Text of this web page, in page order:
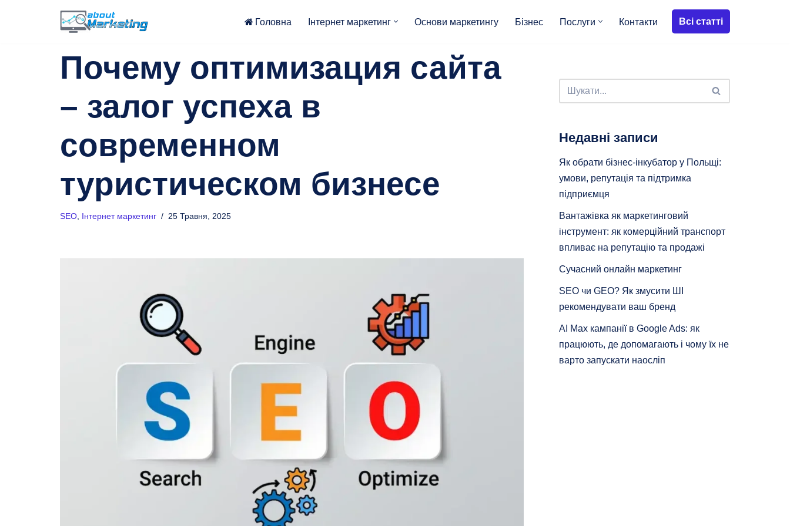
Головна Інтернет маркетинг Основи маркетингу Бізнес Послуги Контакти Всі статті
Почему оптимизация сайта
– залог успеха в
современном
туристическом бизнесе
SEO Інтернет маркетинг 25 Травня, 2025
Недавні записи
Як обрати бізнес-інкубатор у Польщі:
умови, репутація та підтримка
підприємця
Вантажівка як маркетинговий
інструмент: як комерційний транспорт
впливає на репутацію та продажі
Сучасний онлайн маркетинг
SEO чи GEO? Як змусити ШІ
рекомендувати ваш бренд
AI Max кампанії в Google Ads: як
працюють, де допомагають і чому їх не
варто запускати наосліп